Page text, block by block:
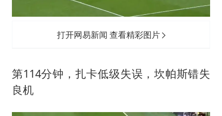
打开网易新闻 查看精彩图片
第114分钟，扎卡低级失误，坎帕斯错失
良机